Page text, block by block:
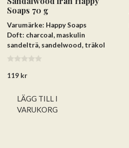
Soaps 70 g
Varumärke: Happy Soaps
Doft: charcoal, maskulin
sandelträ, sandelwood, träkol
a
119 kr
LÄGG TILL I
VARUKORG